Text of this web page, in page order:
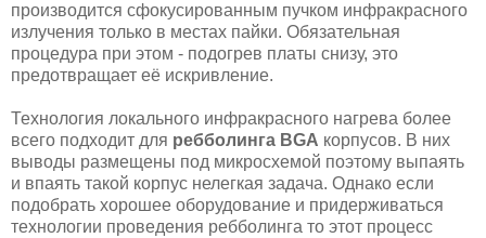
производится сфокусированным пучком инфракрасного
излучения только в местах пайки. Обязательная
процедура при этом - подогрев платы снизу, это
предотвращает её искривление.
Технология локального инфракрасного нагрева более
всего подходит для ребболинга BGA корпусов. В них
выводы размещены под микросхемой поэтому выпаять
и впаять такой корпус нелегкая задача. Однако если
подобрать хорошее оборудование и придерживаться
технологии проведения ребболинга то этот процесс